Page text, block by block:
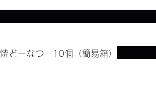
焼どーなつ 10個（簡易箱）